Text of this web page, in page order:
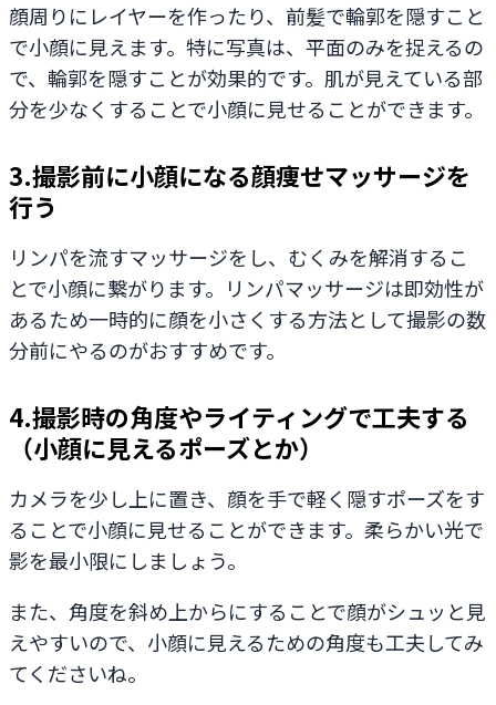
顔周りにレイヤーを作ったり、前髪で輪郭を隠すこと
で小顔に見えます。特に写真は、平面のみを捉えるの
で、輪郭を隠すことが効果的です。肌が見えている部
分を少なくすることで小顔に見せることができます。
3.撮影前に小顔になる顔痩せマッサージを
行う
リンパを流すマッサージをし、むくみを解消するこ
とで小顔に繋がります。リンパマッサージは即効性が
あるため一時的に顔を小さくする方法として撮影の数
分前にやるのがおすすめです。
4.撮影時の角度やライティングで工夫する
（小顔に見えるポーズとか）
カメラを少し上に置き、顔を手で軽く隠すポーズをす
ることで小顔に見せることができます。柔らかい光で
影を最小限にしましょう。
また、角度を斜め上からにすることで顔がシュッと見
えやすいので、小顔に見えるための角度も工夫してみ
てくださいね。